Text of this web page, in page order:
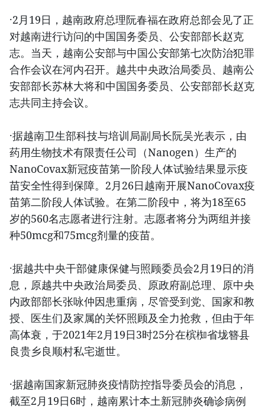
·2月19日，越南政府总理阮春福在政府总部会见了正
对越南进行访问的中国国务委员、公安部部长赵克
志。当天，越南公安部与中国公安部第七次防治犯罪
合作会议在河内召开。越共中央政治局委员、越南公
安部部长苏林大将和中国国务委员、公安部部长赵克
志共同主持会议。
·据越南卫生部科技与培训局副局长阮吴光表示，由
药用生物技术有限责任公司（Nanogen）生产的
NanoCovax新冠疫苗第一阶段人体试验结果显示疫
苗安全性得到保障。2月26日越南开展NanoCovax疫
苗第二阶段人体试验。在第二阶段中，将为18至65
岁的560名志愿者进行注射。志愿者将分为两组并接
种50mcg和75mcg剂量的疫苗。
·据越共中央干部健康保健与照顾委员会2月19日的消
息，原越共中央政治局委员、原政府副总理、原中央
内政部部长张咏仲因患重病，尽管受到党、国家和教
授、医生们及家属的关怀照顾及全力抢救，但由于年
高体衰，于2021年2月19日3时25分在槟椥省垅簪县
良贵乡良顺村私宅逝世。
·据越南国家新冠肺炎疫情防控指导委员会的消息，
截至2月19日6时，越南累计本土新冠肺炎确诊病例